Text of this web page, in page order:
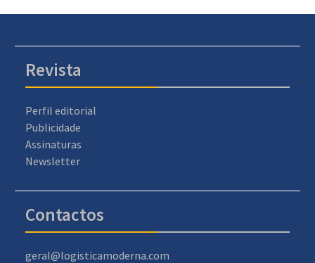
Revista
Perfil editorial
Publicidade
Assinaturas
Newsletter
Contactos
geral@logisticamoderna.com